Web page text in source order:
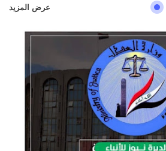
عرض المزيد